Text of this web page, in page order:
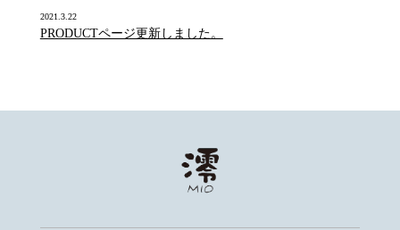
2021.3.22
PRODUCTページ更新しました。